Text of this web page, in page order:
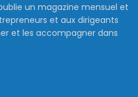
un magazine mensuel et
et aux dirigeants
et les accompagner dans